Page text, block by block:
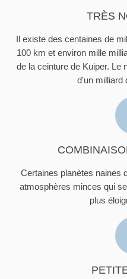
TRÈS
Il existe des centaines de
100 km et environ mille
de la ceinture de Kuiper. Le
d'un milliard
Certaines planètes naines
atmosphères minces qui
plus